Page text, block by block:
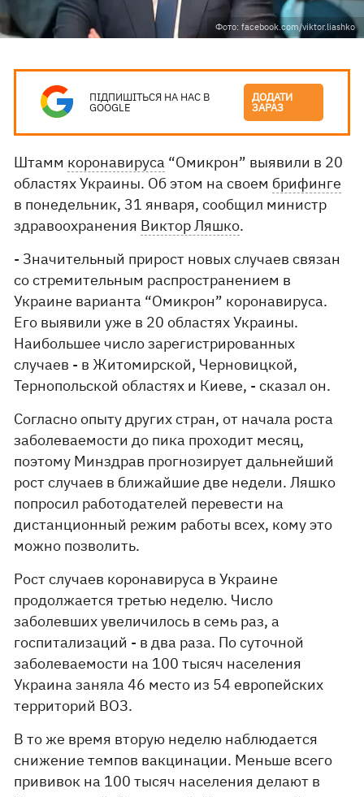
Фото: facebook.com/viktor.liashko
ПІДПИШІТЬСЯ НА НАС В
GOOGLE
ДОДАТИ
ЗАРАЗ
Штамм коронавируса “Омикрон” выявили в 20
областях Украины. Об этом на своем брифинге
в понедельник, 31 января, сообщил министр
здравоохранения Виктор Ляшко.
- Значительный прирост новых случаев связан
со стремительным распространением в
Украине варианта “Омикрон” коронавируса.
Его выявили уже в 20 областях Украины.
Наибольшее число зарегистрированных
случаев - в Житомирской, Черновицкой,
Тернопольской областях и Киеве, - сказал он.
Согласно опыту других стран, от начала роста
заболеваемости до пика проходит месяц,
поэтому Минздрав прогнозирует дальнейший
рост случаев в ближайшие две недели. Ляшко
попросил работодателей перевести на
дистанционный режим работы всех, кому это
можно позволить.
Рост случаев коронавируса в Украине
продолжается третью неделю. Число
заболевших увеличилось в семь раз, а
госпитализаций - в два раза. По суточной
заболеваемости на 100 тысяч населения
Украина заняла 46 место из 54 европейских
территорий ВОЗ.
В то же время вторую неделю наблюдается
снижение темпов вакцинации. Меньше всего
прививок на 100 тысяч населения делают в